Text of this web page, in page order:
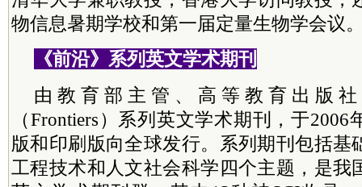
物信息暑期学校和第一届定量生物学会议
《前沿》系列英文学术期刊
由教育部主管、高等教育出版
（Frontiers）系列英文学术期刊，于
版和印刷版向全球发行。系列期刊包括基
工程技术和人文社会科学四个主题，是我